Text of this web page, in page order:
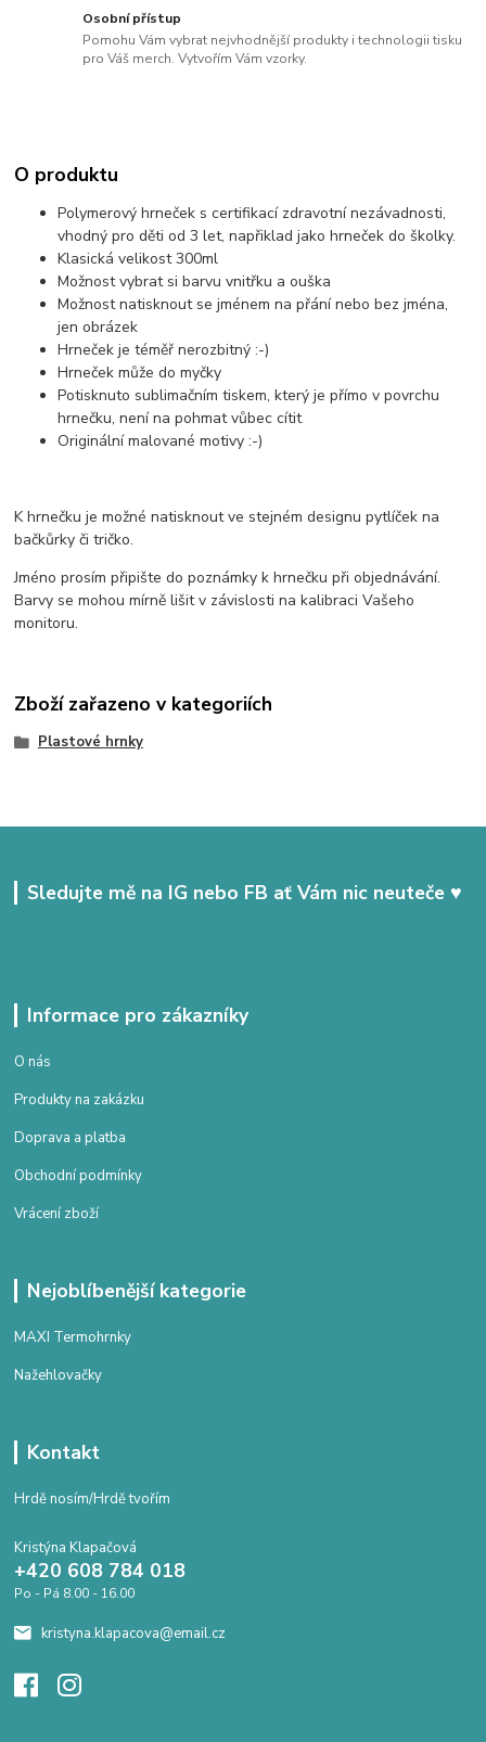
Osobní přístup
Pomohu Vám vybrat nejvhodnější produkty i technologii tisku
pro Váš merch. Vytvořím Vám vzorky.
O produktu
Polymerový hrneček s certifikací zdravotní nezávadnosti,
vhodný pro děti od 3 let, napřiklad jako hrneček do školky.
Klasická velikost 300ml
Možnost vybrat si barvu vnitřku a ouška
Možnost natisknout se jménem na přání nebo bez jména,
jen obrázek
Hrneček je téměř nerozbitný :-)
Hrneček může do myčky
Potisknuto sublimačním tiskem, který je přímo v povrchu
hrnečku, není na pohmat vůbec cítit
Originální malované motivy :-)
K hrnečku je možné natisknout ve stejném designu pytlíček na
bačkůrky či tričko.
Jméno prosím připište do poznámky k hrnečku při objednávání.
Barvy se mohou mírně lišit v závislosti na kalibraci Vašeho
monitoru.
Zboží zařazeno v kategoriích
Plastové hrnky
Sledujte mě na IG nebo FB ať Vám nic neuteče ♥
Informace pro zákazníky
O nás
Produkty na zakázku
Doprava a platba
Obchodní podmínky
Vrácení zboží
Nejoblíbenější kategorie
MAXI Termohrnky
Nažehlovačky
Kontakt
Hrdě nosím/Hrdě tvořím
Kristýna Klapačová
+420 608 784 018
Po - Pá 8.00 - 16.00
kristyna.klapacova@email.cz